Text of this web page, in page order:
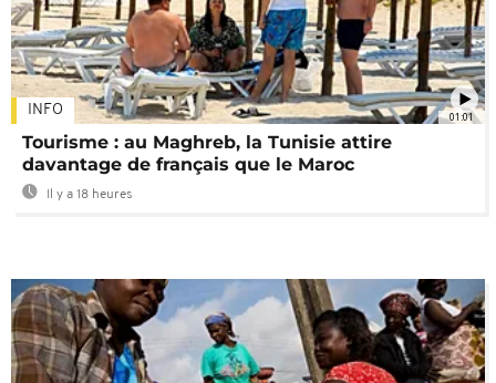
01:01
INFO
Tourisme : au Maghreb, la Tunisie attire
davantage de français que le Maroc
Il y a 18 heures